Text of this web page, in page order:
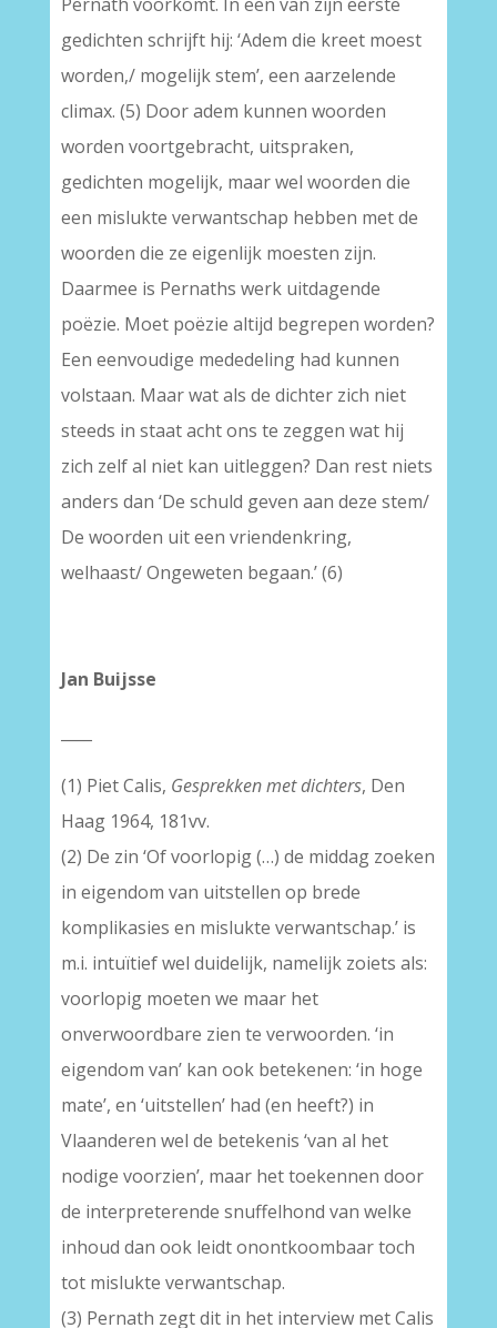
gedichten schrijft hij: ‘Adem die kreet moest
worden,/ mogelijk stem’, een aarzelende
climax. (5) Door adem kunnen woorden
worden voortgebracht, uitspraken,
gedichten mogelijk, maar wel woorden die
een mislukte verwantschap hebben met de
woorden die ze eigenlijk moesten zijn.
Daarmee is Pernaths werk uitdagende
poëzie. Moet poëzie altijd begrepen worden?
Een eenvoudige mededeling had kunnen
volstaan. Maar wat als de dichter zich niet
steeds in staat acht ons te zeggen wat hij
zich zelf al niet kan uitleggen? Dan rest niets
anders dan ‘De schuld geven aan deze stem/
De woorden uit een vriendenkring,
welhaast/ Ongeweten begaan.’ (6)
Jan Buijsse
(1) Piet Calis, Gesprekken met dichters, Den
Haag 1964, 181vv.
(2) De zin ‘Of voorlopig (…) de middag zoeken
in eigendom van uitstellen op brede
komplikasies en mislukte verwantschap.’ is
m.i. intuïtief wel duidelijk, namelijk zoiets als:
voorlopig moeten we maar het
onverwoordbare zien te verwoorden. ‘in
eigendom van’ kan ook betekenen: ‘in hoge
mate’, en ‘uitstellen’ had (en heeft?) in
Vlaanderen wel de betekenis ‘van al het
nodige voorzien’, maar het toekennen door
de interpreterende snuffelhond van welke
inhoud dan ook leidt onontkoombaar toch
tot mislukte verwantschap.
(3) Pernath zegt dit in het interview met Calis